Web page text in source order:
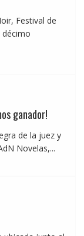
Festival de
décimo
ganador!
de la juez y
Novelas,...